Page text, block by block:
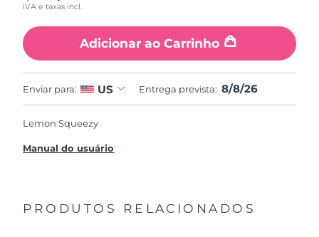
IVA e taxas incl.
Adicionar ao Carrinho
Enviar para: US Entrega prevista: 8/8/26
Lemon Squeezy
Manual do usuário
PRODUTOS RELACIONADOS